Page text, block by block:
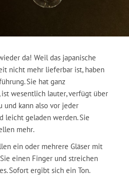
da! Weil das japanische
nicht mehr lieferbar ist, haben
Sie hat ganz
wesentlich lauter, verfügt über
und kann also vor jeder
leicht geladen werden. Sie
mehr.
ein oder mehrere Gläser mit
einen Finger und streichen
Sofort ergibt sich ein Ton.